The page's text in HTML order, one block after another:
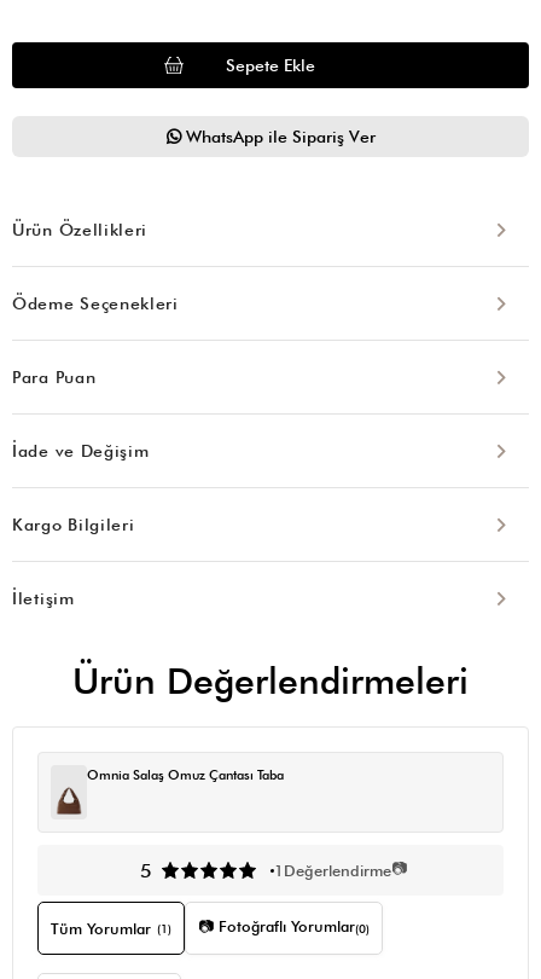
WhatsApp ile Sipariş Ver
Ürün Özellikleri
Ödeme Seçenekleri
Para Puan
İade ve Değişim
Kargo Bilgileri
İletişim
Ürün Değerlendirmeleri
Omnia Salaş Omuz Çantası Taba
5 1 Değerlendirme📷
Tüm Yorumlar (1) 📷 Fotoğraflı Yorumlar(0)